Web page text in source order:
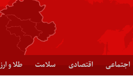
اجتماعی اقتصادی سلامت طلا و ارز